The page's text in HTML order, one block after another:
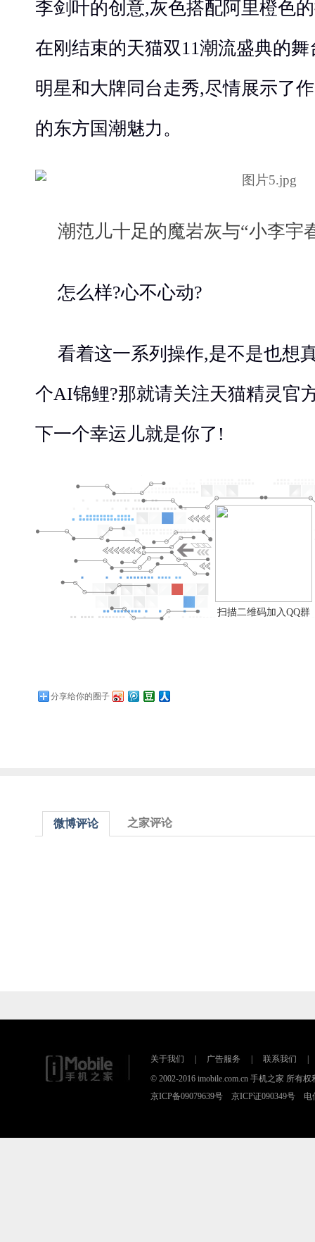
李剑叶的创意,灰色搭配阿里橙色
在刚结束的天猫双11潮流盛典的
明星和大牌同台走秀,尽情展示了
的东方国潮魅力。
潮范儿十足的魔岩灰与“小李宇
怎么样?心不心动?
看着这一系列操作,是不是也想
个AI锦鲤?那就请关注天猫精灵官
下一个幸运儿就是你了!
扫描二维码加入QQ群
分享给你的圈子
微博评论 之家评论
关于我们 广告服务 联系我们
© 2002-2016 imobile.com.cn 手机之家 所有
京ICP备09079639号 京ICP证090349号 电